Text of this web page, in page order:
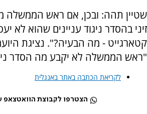
שטיין תהה: ובכן, אם ראש הממשלה
זיני בהסדר ניגוד עניינים שהוא לא
קטארגייט - מה הבעיה?". נציגת
"ראש הממשלה לא יקבע מה הסדר
לקריאת הכתבה באתר באנגלית
הצטרפו לקבוצת הוואטצאפ